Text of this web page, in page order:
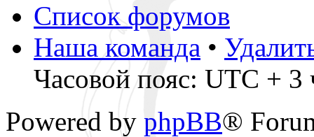
Список форумов
Наша команда •
Часовой пояс: UTC + 3
Powered by phpBB®